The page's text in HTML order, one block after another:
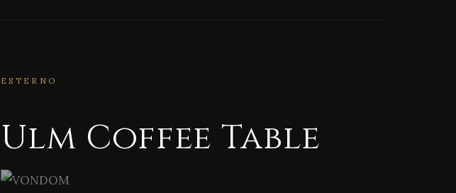
ESTERNO
Ulm Coffee Table